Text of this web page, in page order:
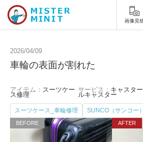
画像見
ミスターミニットについて
修理サービス・料金
スーツケース修理 靴修理
スニーカー修理
2026/04/09
車輪の表面が割れた
アイテム： スーツケー
ス修理
サービス： キャスタ
ルキャスター
スーツケース_車輪修理 SUNCO（サンコー）